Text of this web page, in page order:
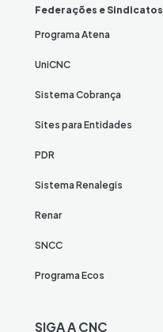
Federações e Sindicatos
Programa Atena
UniCNC
Sistema Cobrança
Sites para Entidades
PDR
Sistema Renalegis
Renar
SNCC
Programa Ecos
SIGA A CNC